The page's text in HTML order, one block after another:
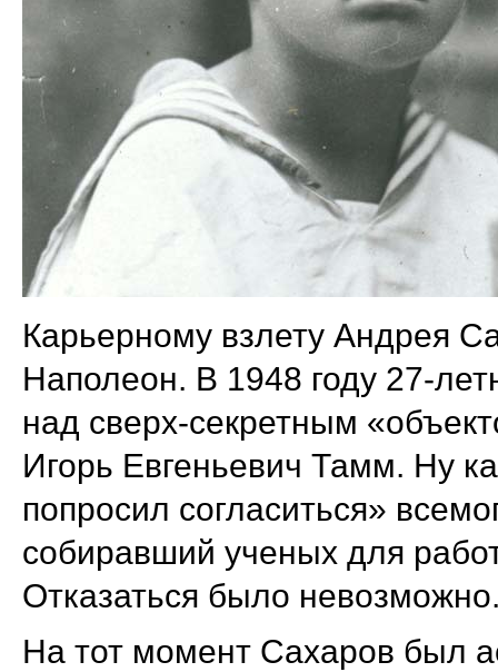
Карьерному взлету Андрея
Наполеон. В 1948 году 27-
над сверх-секретным
Игорь Евгеньевич Тамм. Ну
попросил согласиться»
собиравший ученых для
Отказаться было
На тот момент Сахаров был